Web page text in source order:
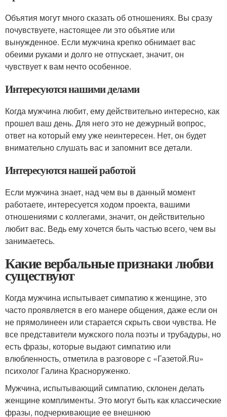
Объятия могут много сказать об отношениях. Вы сразу
почувствуете, настоящее ли это объятие или
вынужденное. Если мужчина крепко обнимает вас
обеими руками и долго не отпускает, значит, он
чувствует к вам нечто особенное.
Интересуются нашими делами
Когда мужчина любит, ему действительно интересно, как
прошел ваш день. Для него это не дежурный вопрос,
ответ на который ему уже неинтересен. Нет, он будет
внимательно слушать вас и запомнит все детали.
Интересуются нашей работой
Если мужчина знает, над чем вы в данный момент
работаете, интересуется ходом проекта, вашими
отношениями с коллегами, значит, он действительно
любит вас. Ведь ему хочется быть частью всего, чем вы
занимаетесь.
Какие вербальные признаки любви
существуют
Когда мужчина испытывает симпатию к женщине, это
часто проявляется в его манере общения, даже если он
не прямолинеен или старается скрыть свои чувства. Не
все представители мужского пола поэты и трубадуры, но
есть фразы, которые выдают симпатию или
влюбленность, отметила в разговоре с «Газетой.Ru»
психолог Галина Красноруженко.
Мужчина, испытывающий симпатию, склонен делать
женщине комплименты. Это могут быть как классические
фразы, подчеркивающие ее внешнюю